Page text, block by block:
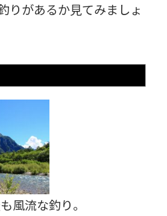
りがあるか見てみましょ
風流な釣り。